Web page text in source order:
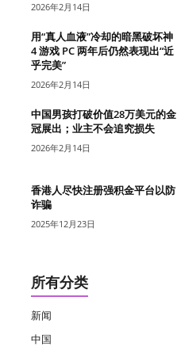
2026年2月14日
用“真人血液”冷却的暗黑破坏神
4 游戏 PC 两年后仍然表现出“近
乎完美”
2026年2月14日
中国男孩打破价值28万美元的金
冠展出；业主不会追究损失
2026年2月14日
香港人尽快注册强积金平台以防
诈骗
2025年12月23日
所有分类
新闻
中国